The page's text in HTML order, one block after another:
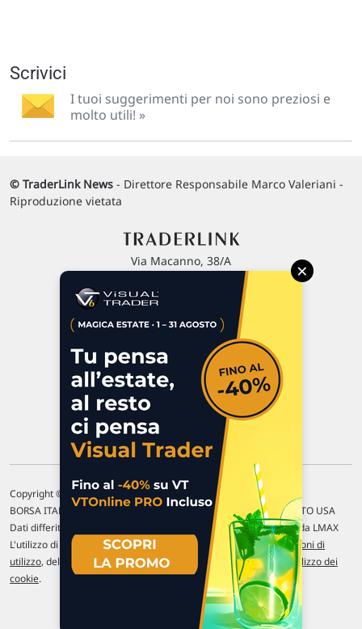
Scrivici
I tuoi suggerimenti per noi sono preziosi e
molto utili! »
© TraderLink News - Direttore Responsabile Marco Valeriani -
Riproduzione vietata
Via Macanno, 38/A
P.IVA 02 452 460 401
Commenti e segnalazioni
Contattaci
Copyright © 1996-2026 Traderlink Italia s.r.l.
BORSA ITALIANA Quotazioni di borsa differite di 15 min. / MERCATO USA
Dati differiti di 15 min. (fonte Intrinio) / FOREX Quotazioni fornite da LMAX
L'utilizzo di questo sito implica l'accettazione delle nostre Condizioni di
utilizzo, del Disclaimer MAR, dellePolitiche sulla privacye dell' Utilizzo dei
cookie.
×